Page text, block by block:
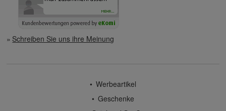
Schreiben Sie uns ihre Meinung
Werbeartikel
Geschenke